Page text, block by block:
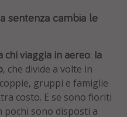
sentenza cambia le
chi viaggia in aereo: la
, che divide a volte in
gruppi e famiglie
costo. E se sono fioriti
pochi sono disposti a